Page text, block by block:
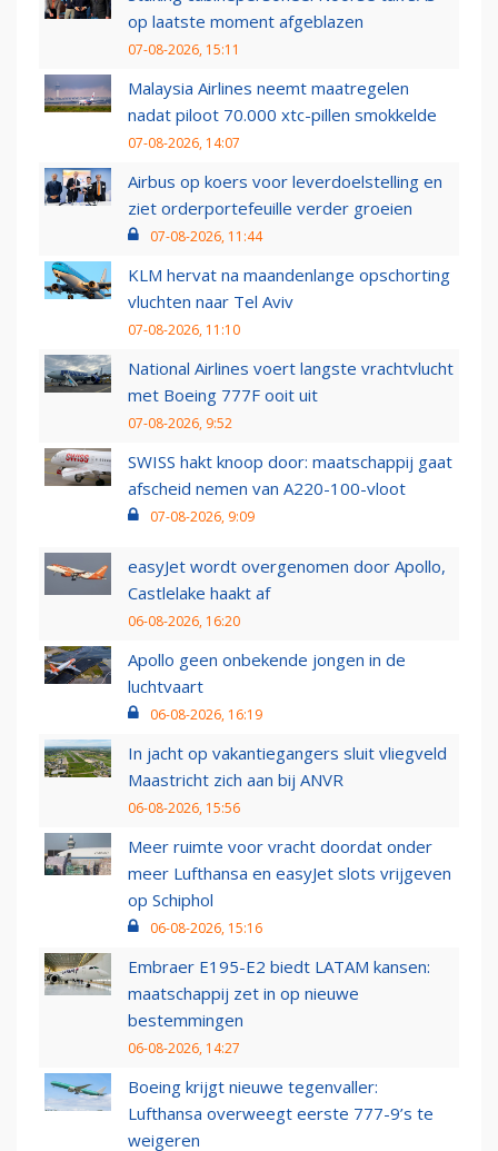
op laatste moment afgeblazen
07-08-2026, 15:11
Malaysia Airlines neemt maatregelen
nadat piloot 70.000 xtc-pillen smokkelde
07-08-2026, 14:07
Airbus op koers voor leverdoelstelling en
ziet orderportefeuille verder groeien
07-08-2026, 11:44
KLM hervat na maandenlange opschorting
vluchten naar Tel Aviv
07-08-2026, 11:10
National Airlines voert langste vrachtvlucht
met Boeing 777F ooit uit
07-08-2026, 9:52
SWISS hakt knoop door: maatschappij gaat
afscheid nemen van A220-100-vloot
07-08-2026, 9:09
easyJet wordt overgenomen door Apollo,
Castlelake haakt af
06-08-2026, 16:20
Apollo geen onbekende jongen in de
luchtvaart
06-08-2026, 16:19
In jacht op vakantiegangers sluit vliegveld
Maastricht zich aan bij ANVR
06-08-2026, 15:56
Meer ruimte voor vracht doordat onder
meer Lufthansa en easyJet slots vrijgeven
op Schiphol
06-08-2026, 15:16
Embraer E195-E2 biedt LATAM kansen:
maatschappij zet in op nieuwe
bestemmingen
06-08-2026, 14:27
Boeing krijgt nieuwe tegenvaller:
Lufthansa overweegt eerste 777-9’s te
weigeren